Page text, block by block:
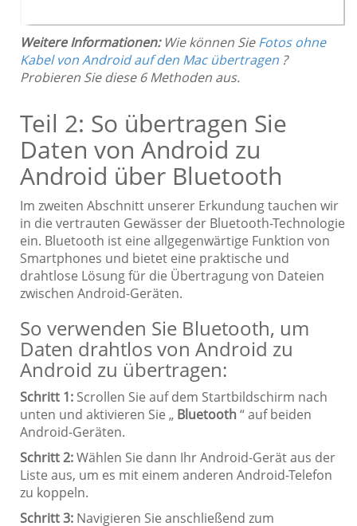
Weitere Informationen:Wie können SieFotos ohne
Kabel von Android auf den Mac übertragen ?
Probieren Sie diese 6 Methoden aus.
Teil 2: So übertragen Sie
Daten von Android zu
Android über Bluetooth
Im zweiten Abschnitt unserer Erkundung tauchen wir
in die vertrauten Gewässer der Bluetooth-Technologie
ein. Bluetooth ist eine allgegenwärtige Funktion von
Smartphones und bietet eine praktische und
drahtlose Lösung für die Übertragung von Dateien
zwischen Android-Geräten.
So verwenden Sie Bluetooth, um
Daten drahtlos von Android zu
Android zu übertragen:
Schritt 1: Scrollen Sie auf dem Startbildschirm nach
unten und aktivieren Sie „ Bluetooth“ auf beiden
Android-Geräten.
Schritt 2:Wählen Sie dann Ihr Android-Gerät aus der
Liste aus, um es mit einem anderen Android-Telefon
zu koppeln.
Schritt 3: Navigieren Sie anschließend zum